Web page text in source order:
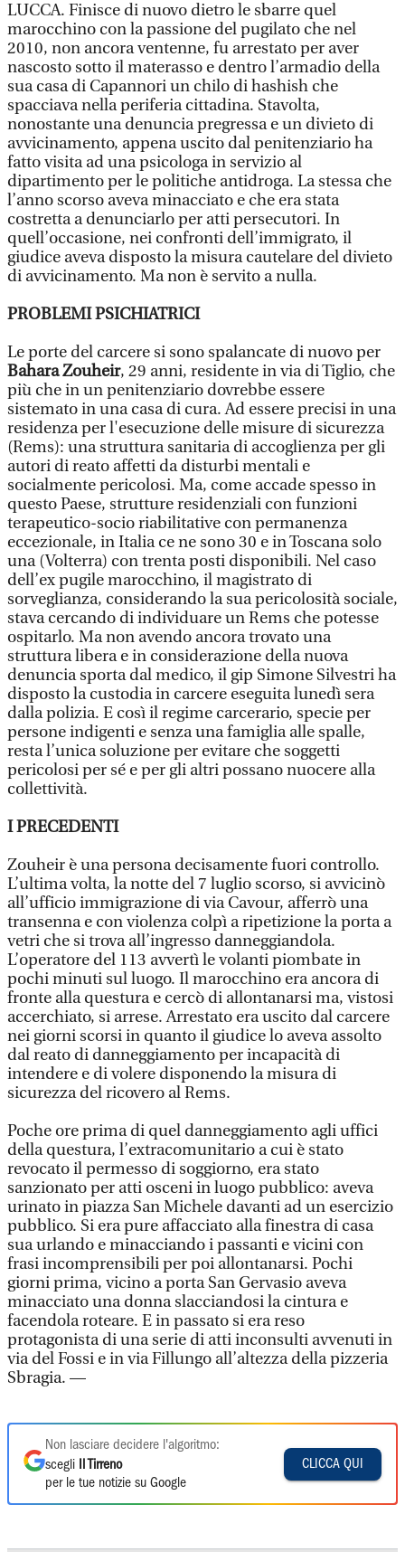
LUCCA. Finisce di nuovo dietro le sbarre quel
marocchino con la passione del pugilato che nel
2010, non ancora ventenne, fu arrestato per aver
nascosto sotto il materasso e dentro l’armadio della
sua casa di Capannori un chilo di hashish che
spacciava nella periferia cittadina. Stavolta,
nonostante una denuncia pregressa e un divieto di
avvicinamento, appena uscito dal penitenziario ha
fatto visita ad una psicologa in servizio al
dipartimento per le politiche antidroga. La stessa che
l’anno scorso aveva minacciato e che era stata
costretta a denunciarlo per atti persecutori. In
quell’occasione, nei confronti dell’immigrato, il
giudice aveva disposto la misura cautelare del divieto
di avvicinamento. Ma non è servito a nulla.
PROBLEMI PSICHIATRICI
Le porte del carcere si sono spalancate di nuovo per
Bahara Zouheir, 29 anni, residente in via di Tiglio, che
più che in un penitenziario dovrebbe essere
sistemato in una casa di cura. Ad essere precisi in una
residenza per l'esecuzione delle misure di sicurezza
(Rems): una struttura sanitaria di accoglienza per gli
autori di reato affetti da disturbi mentali e
socialmente pericolosi. Ma, come accade spesso in
questo Paese, strutture residenziali con funzioni
terapeutico-socio riabilitative con permanenza
eccezionale, in Italia ce ne sono 30 e in Toscana solo
una (Volterra) con trenta posti disponibili. Nel caso
dell’ex pugile marocchino, il magistrato di
sorveglianza, considerando la sua pericolosità sociale,
stava cercando di individuare un Rems che potesse
ospitarlo. Ma non avendo ancora trovato una
struttura libera e in considerazione della nuova
denuncia sporta dal medico, il gip Simone Silvestri ha
disposto la custodia in carcere eseguita lunedì sera
dalla polizia. E così il regime carcerario, specie per
persone indigenti e senza una famiglia alle spalle,
resta l’unica soluzione per evitare che soggetti
pericolosi per sé e per gli altri possano nuocere alla
collettività.
I PRECEDENTI
Zouheir è una persona decisamente fuori controllo.
L’ultima volta, la notte del 7 luglio scorso, si avvicinò
all’ufficio immigrazione di via Cavour, afferrò una
transenna e con violenza colpì a ripetizione la porta a
vetri che si trova all’ingresso danneggiandola.
L’operatore del 113 avvertì le volanti piombate in
pochi minuti sul luogo. Il marocchino era ancora di
fronte alla questura e cercò di allontanarsi ma, vistosi
accerchiato, si arrese. Arrestato era uscito dal carcere
nei giorni scorsi in quanto il giudice lo aveva assolto
dal reato di danneggiamento per incapacità di
intendere e di volere disponendo la misura di
sicurezza del ricovero al Rems.
Poche ore prima di quel danneggiamento agli uffici
della questura, l’extracomunitario a cui è stato
revocato il permesso di soggiorno, era stato
sanzionato per atti osceni in luogo pubblico: aveva
urinato in piazza San Michele davanti ad un esercizio
pubblico. Si era pure affacciato alla finestra di casa
sua urlando e minacciando i passanti e vicini con
frasi incomprensibili per poi allontanarsi. Pochi
giorni prima, vicino a porta San Gervasio aveva
minacciato una donna slacciandosi la cintura e
facendola roteare. E in passato si era reso
protagonista di una serie di atti inconsulti avvenuti in
via del Fossi e in via Fillungo all’altezza della pizzeria
Sbragia. —
Non lasciare decidere l'algoritmo:
scegli
Il Tirreno
per le tue notizie su Google
CLICCA QUI